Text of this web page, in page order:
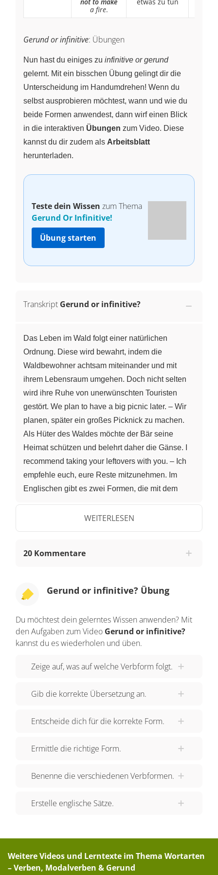
not to make
a fire.
etwas zu tun
Gerund or infinitive: Übungen
Nun hast du einiges zu infinitive or gerund
gelernt. Mit ein bisschen Übung gelingt dir die
Unterscheidung im Handumdrehen! Wenn du
selbst ausprobieren möchtest, wann und wie du
beide Formen anwendest, dann wirf einen Blick
in die interaktiven Übungen zum Video. Diese
kannst du dir zudem als Arbeitsblatt
herunterladen.
Teste dein Wissen zum Thema
Gerund Or Infinitive!
Übung starten
Transkript Gerund or infinitive?
Das Leben im Wald folgt einer natürlichen
Ordnung. Diese wird bewahrt, indem die
Waldbewohner achtsam miteinander und mit
ihrem Lebensraum umgehen. Doch nicht selten
wird ihre Ruhe von unerwünschten Touristen
gestört. We plan to have a big picnic later. – Wir
planen, später ein großes Picknick zu machen.
Als Hüter des Waldes möchte der Bär seine
Heimat schützen und belehrt daher die Gänse. I
recommend taking your leftovers with you. – Ich
empfehle euch, eure Reste mitzunehmen. Im
Englischen gibt es zwei Formen, die mit dem
deutschen "Infinitiv mit zu" vergleichbar sind. Der
Infinitiv mit "to", "to-infinitive", und das
Gerundium, "gerund". Zur Erinnerung: Der "to-
vorangestelltem "to". Genau so stehen die Verben
substantiviertes Verb, also ein Verb, das wie ein
Nomen genutzt wird. Es steht immer in der -ing-
verwendet, gibt es bestimmte Verben, die dir
zeigen, ob du nach ihnen eher einen "to-infinitive"
"plan" meist vor einem "to-infinitive".
folgen muss. We want to make a barbecue
Barbecue machen. Avoid making fire! –
ebenfalls vor einem "to-infinitive" verwendet,
dump our rubbish. – Wir müssen unseren Müll
riskiert die Zerstörung des Waldes! "Need" gehört
geben z.B. auch "agree", "decide", "expect" und
"promise" an, dass ein to-infinitive folgen muss.
WEITERLESEN
20 Kommentare
Gerund or infinitive? Übung
Du möchtest dein gelerntes Wissen anwenden? Mit
den Aufgaben zum Video Gerund or infinitive?
kannst du es wiederholen und üben.
Zeige auf, was auf welche Verbform folgt.
Gib die korrekte Übersetzung an.
Entscheide dich für die korrekte Form.
Ermittle die richtige Form.
Benenne die verschiedenen Verbformen.
Erstelle englische Sätze.
Weitere Videos und Lerntexte im Thema Wortarten
– Verben, Modalverben & Gerund